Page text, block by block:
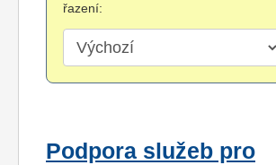
řazení:
Podpora služeb pro